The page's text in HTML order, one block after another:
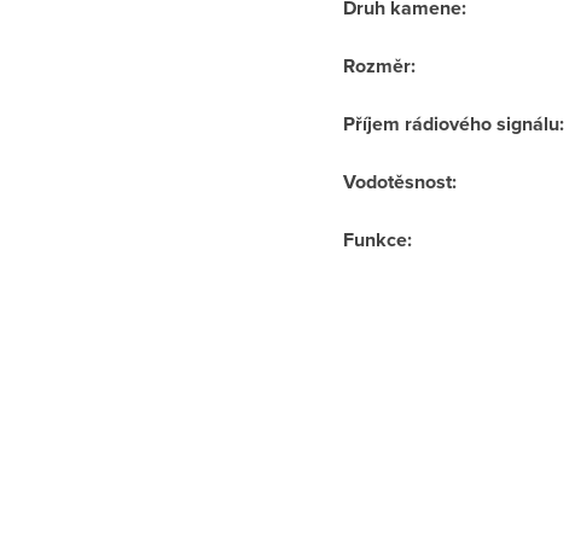
Druh kamene:
Rozměr:
Příjem rádiového signálu:
Vodotěsnost:
Funkce: